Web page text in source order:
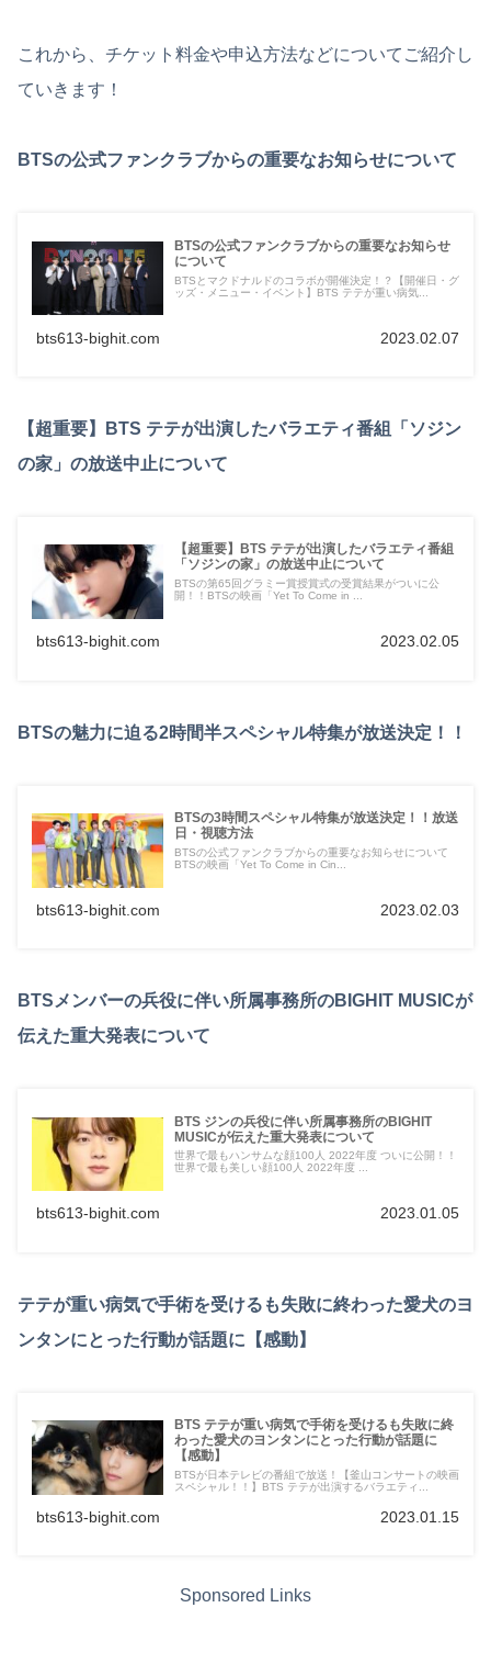
これから、チケット料金や申込方法などについてご紹介し
ていきます！
BTSの公式ファンクラブからの重要なお知らせについて
BTSの公式ファンクラブからの重要なお知らせ
について
BTSとマクドナルドのコラボが開催決定！？【開催日・グ
ッズ・メニュー・イベント】BTS テテが重い病気...
bts613-bighit.com 2023.02.07
【超重要】BTS テテが出演したバラエティ番組「ソジン
の家」の放送中止について
【超重要】BTS テテが出演したバラエティ番組
「ソジンの家」の放送中止について
BTSの第65回グラミー賞授賞式の受賞結果がついに公
開！！BTSの映画「Yet To Come in ...
bts613-bighit.com 2023.02.05
BTSの魅力に迫る2時間半スペシャル特集が放送決定！！
BTSの3時間スペシャル特集が放送決定！！放送
日・視聴方法
BTSの公式ファンクラブからの重要なお知らせについて
BTSの映画「Yet To Come in Cin...
bts613-bighit.com 2023.02.03
BTSメンバーの兵役に伴い所属事務所のBIGHIT MUSICが
伝えた重大発表について
BTS ジンの兵役に伴い所属事務所のBIGHIT
MUSICが伝えた重大発表について
世界で最もハンサムな顔100人 2022年度 ついに公開！！
世界で最も美しい顔100人 2022年度 ...
bts613-bighit.com 2023.01.05
テテが重い病気で手術を受けるも失敗に終わった愛犬のヨ
ンタンにとった行動が話題に【感動】
BTS テテが重い病気で手術を受けるも失敗に終
わった愛犬のヨンタンにとった行動が話題に
【感動】
BTSが日本テレビの番組で放送！【釜山コンサートの映画
スペシャル！！】BTS テテが出演するバラエティ...
bts613-bighit.com 2023.01.15
Sponsored Links